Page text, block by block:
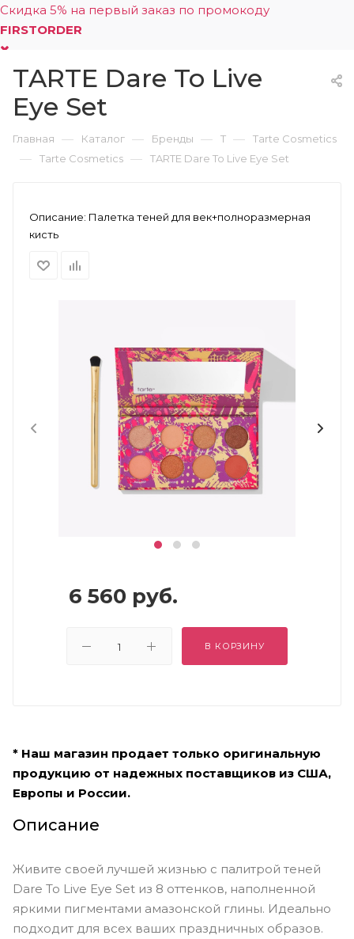
Скидка 5% на первый заказ по промокоду
FIRSTORDER
0
TARTE Dare To Live
Eye Set
Главная — Каталог — Бренды — T — Tarte Cosmetics
— Tarte Cosmetics — TARTE Dare To Live Eye Set
Описание: Палетка теней для век+полноразмерная
кисть
6 560 руб.
В КОРЗИНУ
* Наш магазин продает только оригинальную
продукцию от надежных поставщиков из США,
Европы и России.
Описание
Живите своей лучшей жизнью с палитрой теней
Dare To Live Eye Set из 8 оттенков, наполненной
яркими пигментами амазонской глины. Идеально
подходит для всех ваших праздничных образов.